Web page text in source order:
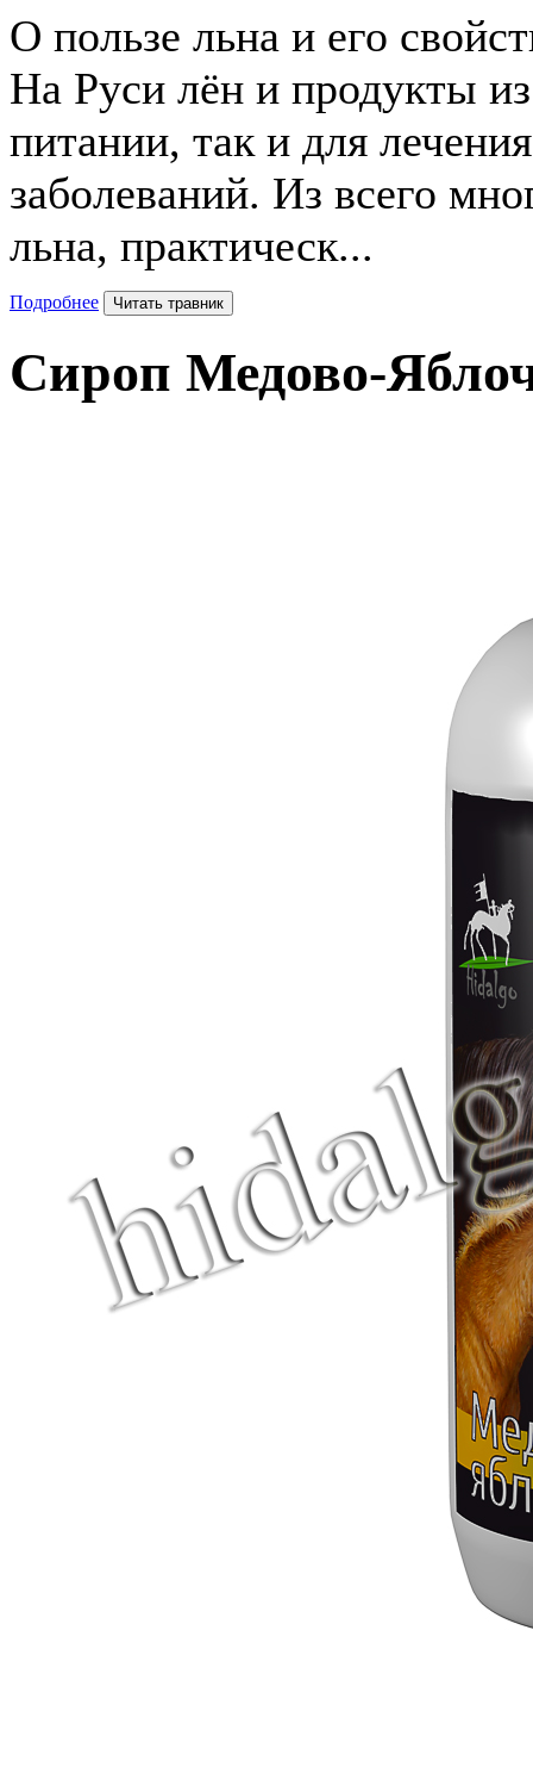
О пользе льна и его
На Руси лён и продукты
питании, так и для
заболеваний. Из всего
льна, практическ...
Подробнее Читать травник
Сироп Медово-